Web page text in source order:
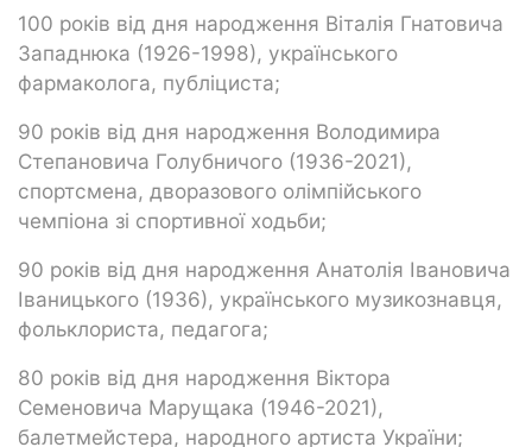
100 років від дня народження Віталія Гнатовича
Западнюка (1926-1998), українського
фармаколога, публіциста;
90 років від дня народження Володимира
Степановича Голубничого (1936-2021),
спортсмена, дворазового олімпійського
чемпіона зі спортивної ходьби;
90 років від дня народження Анатолія Івановича
Іваницького (1936), українського музикознавця,
фольклориста, педагога;
80 років від дня народження Віктора
Семеновича Марущака (1946-2021),
балетмейстера, народного артиста України;